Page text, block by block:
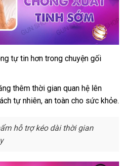
tự tin hơn trong chuyện gối
thêm thời gian quan hệ lên
tự nhiênkhuyến
, an toàn cho sức khỏe.
hỗ trợ kéo dài thời gian